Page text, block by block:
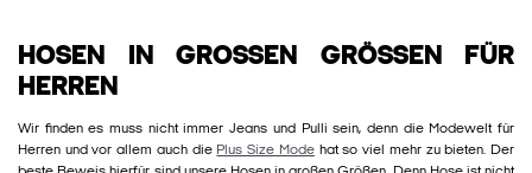
HOSEN IN GROSSEN GRÖSSEN FÜR HE
RREN
Wir finden es muss nicht immer Jeans und Pulli sein, denn die Modewelt für
Herren und vor allem auch die Plus Size Modehat so viel mehr zu bieten. Der